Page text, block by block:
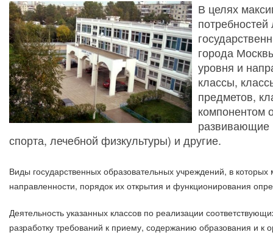
В целях
города
уровня и
классы,
предметов,
компонентом
развивающие
спорта, лечебной физкультуры) и другие.
Виды государственных образовательных учреждений, в которых
направленности, порядок их открытия и функционирования
Деятельность указанных классов по реализации
разработку требований к приему, содержанию образования и к